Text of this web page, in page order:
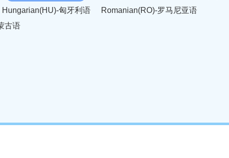
Hungarian(HU)-匈牙利语
Romanian(RO)-罗马尼亚语
古语